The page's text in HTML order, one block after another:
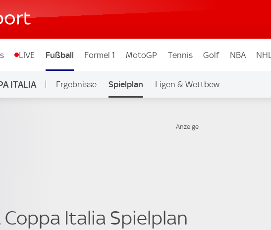
LIVE Fußball Formel 1 MotoGP Tennis Golf NBA NHL
ITALIA Ergebnisse Spielplan Ligen & Wettbew.
Coppa Italia Spielplan